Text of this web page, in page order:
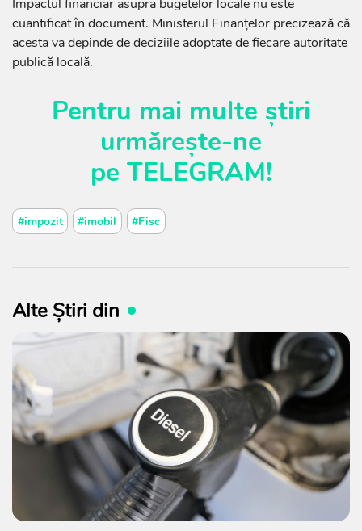
Impactul financiar asupra bugetelor locale nu este
cuantificat în document. Ministerul Finanțelor precizează că
acesta va depinde de deciziile adoptate de fiecare autoritate
publică locală.
Pentru mai multe știri
urmărește-ne
pe TELEGRAM!
#impozit #imobil #Fisc
Alte Știri din